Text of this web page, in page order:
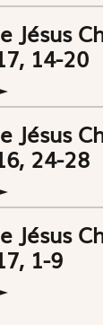
Jésus
14-20
Jésus
24-28
Jésus
1-9